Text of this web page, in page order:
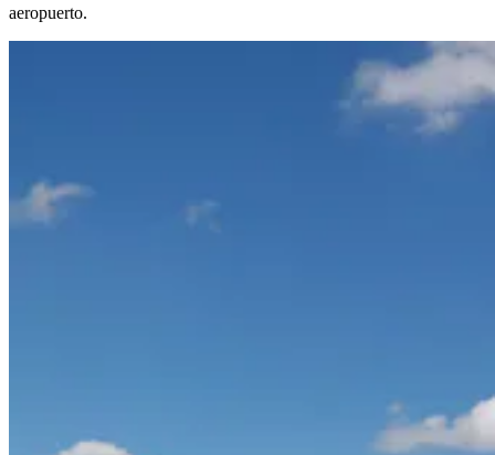
aeropuerto.